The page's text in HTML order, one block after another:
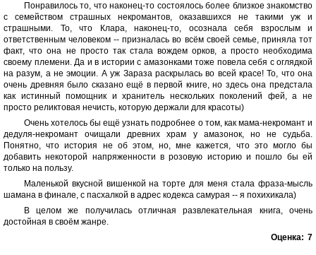
Понравилось то, что наконец-то состоялось более близкое знакомство
с семейством страшных некромантов, оказавшихся не такими уж и
страшными. То, что Клара, наконец-то, осознала себя взрослым и
ответственным человеком -- призналась во всём своей семье, приняла тот
факт, что она не просто так стала вождем орков, а просто необходима
своему племени. Да и в истории с амазонками тоже повела себя с оглядкой
на разум, а не эмоции. А уж Зараза раскрылась во всей красе! То, что она
очень древняя было сказано ещё в первой книге, но здесь она предстала
как истинный помощник и хранитель нескольких поколений фей, а не
просто реликтовая нечисть, которую держали для красоты)
Очень хотелось бы ещё узнать подробнее о том, как мама-некромант и
дедуля-некромант очищали древних храм у амазонок, но не судьба.
Понятно, что история не об этом, но, мне кажется, что это могло бы
добавить некоторой напряженности в розовую историю и пошло бы ей
только на пользу.
Маленькой вкусной вишенкой на торте для меня стала фраза-мысль
шамана в финале, с пасхалкой в адрес кодекса самурая -- я похихикала)
В целом же получилась отличная развлекательная книга, очень
достойная в своём жанре.
Оценка: 7